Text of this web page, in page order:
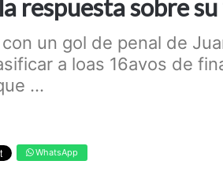
respuesta sobre
un gol de penal de
a loas 16avos de
...
WhatsApp